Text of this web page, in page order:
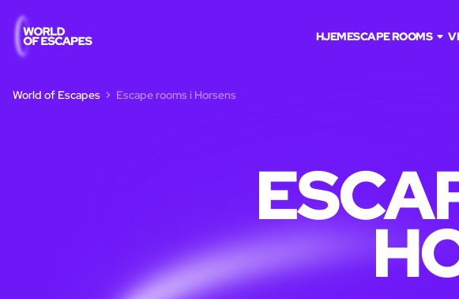
HJEMESCAPE ROOMS
World of Escapes Escape rooms i Horsens